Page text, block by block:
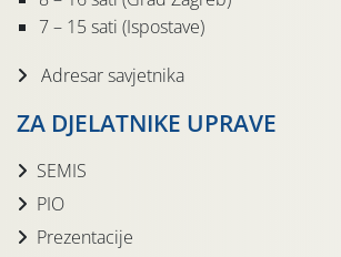
7 – 15 sati (Ispostave)
Adresar savjetnika
ZA DJELATNIKE UPRAVE
SEMIS
PIO
Prezentacije